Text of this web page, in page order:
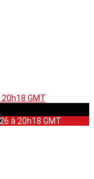
GMT
à 20h18 GMT